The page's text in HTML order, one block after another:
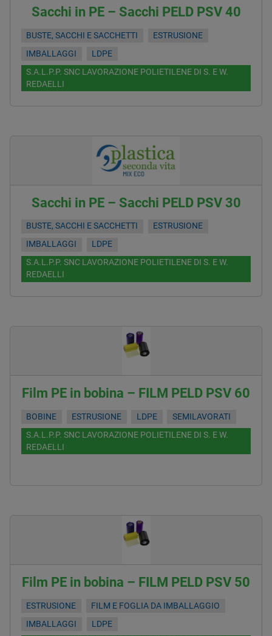
Sacchi in PE – Sacchi PELD PSV 40
BUSTE, SACCHI E SACCHETTI
ESTRUSIONE
IMBALLAGGI
LDPE
S.A.L.P.P. SNC LAVORAZIONE POLIETILENE DI S. E W.
REDAELLI
Sacchi in PE – Sacchi PELD PSV 30
BUSTE, SACCHI E SACCHETTI
ESTRUSIONE
IMBALLAGGI
LDPE
S.A.L.P.P. SNC LAVORAZIONE POLIETILENE DI S. E W.
REDAELLI
Film PE in bobina – FILM PELD PSV 60
BOBINE ESTRUSIONE LDPE
SEMILAVORATI
S.A.L.P.P. SNC LAVORAZIONE POLIETILENE DI S. E W.
REDAELLI
Film PE in bobina – FILM PELD PSV 50
ESTRUSIONE
FILM E FOGLIA DA IMBALLAGGIO
IMBALLAGGI
LDPE